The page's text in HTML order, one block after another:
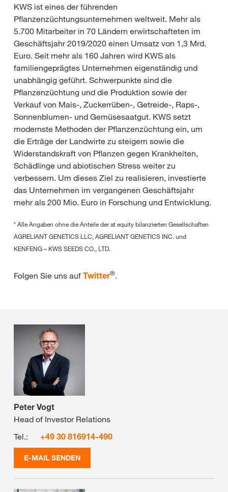
KWS ist eines der führenden
Pflanzenzüchtungsunternehmen weltweit. Mehr als
5.700 Mitarbeiter in 70 Ländern erwirtschafteten im
Geschäftsjahr 2019/2020 einen Umsatz von 1,3 Mrd.
Euro. Seit mehr als 160 Jahren wird KWS als
familiengeprägtes Unternehmen eigenständig und
unabhängig geführt. Schwerpunkte sind die
Pflanzenzüchtung und die Produktion sowie der
Verkauf von Mais-, Zuckerrüben-, Getreide-, Raps-,
Sonnenblumen- und Gemüsesaatgut. KWS setzt
modernste Methoden der Pflanzenzüchtung ein, um
die Erträge der Landwirte zu steigern sowie die
Widerstandskraft von Pflanzen gegen Krankheiten,
Schädlinge und abiotischen Stress weiter zu
verbessern. Um dieses Ziel zu realisieren, investierte
das Unternehmen im vergangenen Geschäftsjahr
mehr als 200 Mio. Euro in Forschung und Entwicklung.
* Alle Angaben ohne die Anteile der at equity bilanzierten Gesellschaften
AGRELIANT GENETICS LLC, AGRELIANT GENETICS INC. und
KENFENG – KWS SEEDS CO., LTD.
Folgen Sie uns auf Twitter®.
Peter Vogt
Head of Investor Relations
Tel.:
+49 30 816914-490
E-MAIL SENDEN